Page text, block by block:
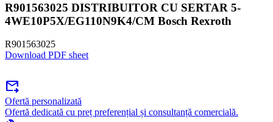
R901563025 DISTRIBUITOR CU SERTAR 5-
4WE10P5X/EG110N9K4/CM Bosch Rexroth
R901563025
Download PDF sheet
forward_to_inbox
Ofertă personalizată
Ofertă dedicată cu preț preferențial și consultanță comercială.